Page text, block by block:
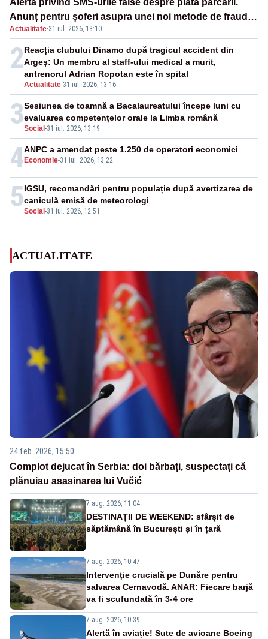
Alertă privind SMS-urile false despre plata parcării.
Anunț pentru șoferi asupra unei noi metode de fraudă
online
Actualitate·31 iul. 2026, 13:10
2
Actualitate-31 iul. 2026, 13:16
Reacția clubului Dinamo după tragicul accident din
Argeș: Un membru al staff-ului medical a murit,
antrenorul Adrian Ropotan este în spital
3Social -31 iul. 2026, 13:19
Sesiunea de toamnă a Bacalaureatului începe luni cu
evaluarea competențelor orale la Limba română
4 Economie-31 iul. 2026, 13:22
ANPC a amendat peste 1.250 de operatori economici
5Social -31 iul. 2026, 12:51
IGSU, recomandări pentru populație după avertizarea de
caniculă emisă de meteorologi
ACTUALITATE
24 feb. 2026, 15:50
Complot dejucat în Serbia: doi bărbați, suspectați că
plănuiau asasinarea lui Vučić
7 aug. 2026, 11:04
DESTINAȚII DE WEEKEND: sfârșit de
săptămână în București și în țară
7 aug. 2026, 10:47
Intervenție crucială pe Dunăre pentru
salvarea Cernavodă. ANAR: Fiecare barjă
va fi scufundată în 3-4 ore
7 aug. 2026, 10:39
Alertă în aviație! Sute de avioane Boeing